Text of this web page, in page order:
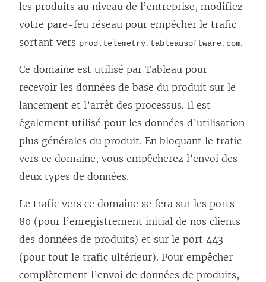
les produits au niveau de l’entreprise, modifiez
votre pare-feu réseau pour empêcher le trafic
sortant vers prod.telemetry.tableausoftware.com.
Ce domaine est utilisé par Tableau pour
recevoir les données de base du produit sur le
lancement et l’arrêt des processus. Il est
également utilisé pour les données d’utilisation
plus générales du produit. En bloquant le trafic
vers ce domaine, vous empêcherez l’envoi des
deux types de données.
Le trafic vers ce domaine se fera sur les ports
80 (pour l’enregistrement initial de nos clients
des données de produits) et sur le port 443
(pour tout le trafic ultérieur). Pour empêcher
complètement l’envoi de données de produits,